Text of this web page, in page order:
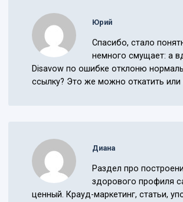
Юрий
Спасибо, стало
немного смущает: а
Disavow по ошибке отклоню
ссылку? Это же можно откатить или
Диана
Раздел про
здорового профиля
ценный. Крауд-маркетинг, статьи,